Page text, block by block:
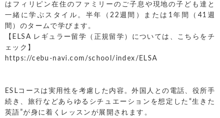
はフィリピン在住のファミリーのご子息や現地の子ども達と
一緒に学ぶスタイル。半年（22週間）または1年間（41週
間）のタームで学びます。
【ELSA レギュラー留学（正規留学）については、こちらをチ
ェック】
https://cebu-navi.com/school/index/ELSA
ESLコースは実用性を考慮した内容。外国人との電話、役所手
続き、旅行などあらゆるシチュエーションを想定した“生きた
英語”が身に着くレッスンが展開されます。